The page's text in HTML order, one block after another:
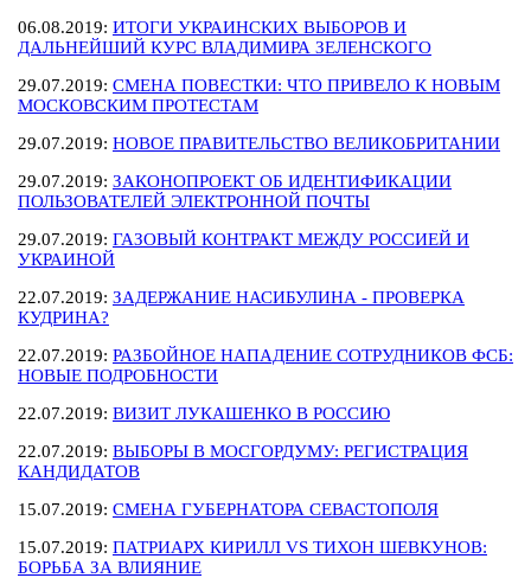
06.08.2019: ИТОГИ УКРАИНСКИХ ВЫБОРОВ И
ДАЛЬНЕЙШИЙ КУРС ВЛАДИМИРА ЗЕЛЕНСКОГО
29.07.2019: СМЕНА ПОВЕСТКИ: ЧТО ПРИВЕЛО К НОВЫМ
МОСКОВСКИМ ПРОТЕСТАМ
29.07.2019: НОВОЕ ПРАВИТЕЛЬСТВО ВЕЛИКОБРИТАНИИ
29.07.2019: ЗАКОНОПРОЕКТ ОБ ИДЕНТИФИКАЦИИ
ПОЛЬЗОВАТЕЛЕЙ ЭЛЕКТРОННОЙ ПОЧТЫ
29.07.2019: ГАЗОВЫЙ КОНТРАКТ МЕЖДУ РОССИЕЙ И
УКРАИНОЙ
22.07.2019: ЗАДЕРЖАНИЕ НАСИБУЛИНА - ПРОВЕРКА
КУДРИНА?
22.07.2019: РАЗБОЙНОЕ НАПАДЕНИЕ СОТРУДНИКОВ ФСБ:
НОВЫЕ ПОДРОБНОСТИ
22.07.2019: ВИЗИТ ЛУКАШЕНКО В РОССИЮ
22.07.2019: ВЫБОРЫ В МОСГОРДУМУ: РЕГИСТРАЦИЯ
КАНДИДАТОВ
15.07.2019: СМЕНА ГУБЕРНАТОРА СЕВАСТОПОЛЯ
15.07.2019: ПАТРИАРХ КИРИЛЛ VS ТИХОН ШЕВКУНОВ:
БОРЬБА ЗА ВЛИЯНИЕ